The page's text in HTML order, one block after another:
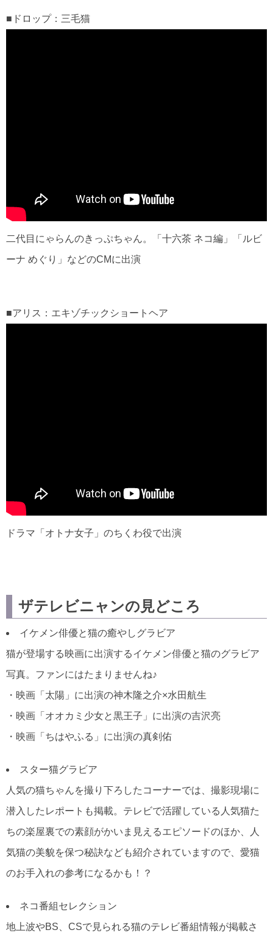
■ドロップ：三毛猫
二代目にゃらんのきっぷちゃん。「十六茶 ネコ編」「ルビ
ーナ めぐり」などのCMに出演
■アリス：エキゾチックショートヘア
ドラマ「オトナ女子」のちくわ役で出演
ザテレビニャンの見どころ
イケメン俳優と猫の癒やしグラビア
猫が登場する映画に出演するイケメン俳優と猫のグラビア
写真。ファンにはたまりませんね♪
・映画「太陽」に出演の神木隆之介×水田航生
・映画「オオカミ少女と黒王子」に出演の吉沢亮
・映画「ちはやふる」に出演の真剣佑
スター猫グラビア
人気の猫ちゃんを撮り下ろしたコーナーでは、撮影現場に
潜入したレポートも掲載。テレビで活躍している人気猫た
ちの楽屋裏での素顔がかいま見えるエピソードのほか、人
気猫の美貌を保つ秘訣なども紹介されていますので、愛猫
のお手入れの参考になるかも！？
ネコ番組セレクション
地上波やBS、CSで見られる猫のテレビ番組情報が掲載さ